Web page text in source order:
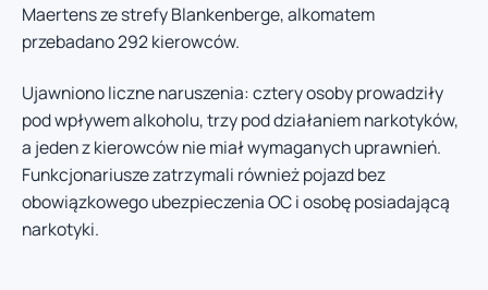
Maertens ze strefy Blankenberge, alkomatem
przebadano 292 kierowców.
Ujawniono liczne naruszenia: cztery osoby prowadziły
pod wpływem alkoholu, trzy pod działaniem narkotyków,
a jeden z kierowców nie miał wymaganych uprawnień.
Funkcjonariusze zatrzymali również pojazd bez
obowiązkowego ubezpieczenia OC i osobę posiadającą
narkotyki.